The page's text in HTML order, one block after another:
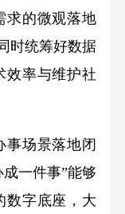
求的微观落地
时统筹好数据
效率与维护社
场景落地闭
一件事”能够
数字底座，大